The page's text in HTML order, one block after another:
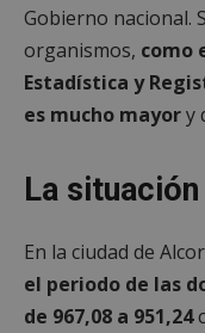
Gobierno nacional.
organismos, como
Estadística y
es mucho mayory
La
En la ciudad de
el periodo de las
de 967,08 a 951,24